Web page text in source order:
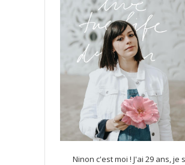
Ninon c'est moi ! J'ai 29 ans, je